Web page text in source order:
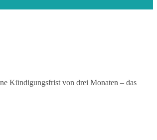
Kündigungsfrist von drei Monaten – das